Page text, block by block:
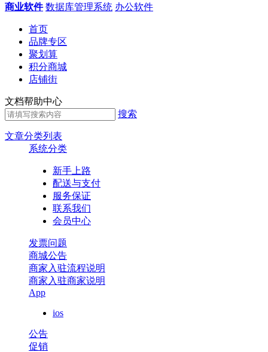
商业软件 数据库管理系统 办公软件
首页
品牌专区
聚划算
积分商城
店铺街
文档帮助中心
搜索
文章分类列表
系统分类
新手上路
配送与支付
服务保证
联系我们
会员中心
发票问题
商城公告
商家入驻流程说明
商家入驻商家说明
App
ios
公告
促销